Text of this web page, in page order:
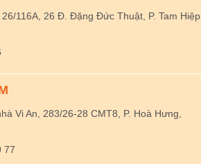
116A, 26 Đ. Đặng Đức Thuật, P. Tam Hiệp,
Vi An, 283/26-28 CMT8, P. Hoà Hưng,
77